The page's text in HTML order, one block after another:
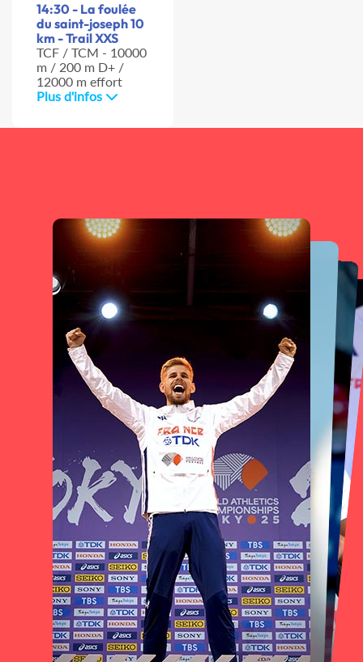
14:30 - La foulée
du saint-joseph 10
km - Trail XXS
TCF / TCM - 10000
m / 200 m D+ /
12000 m effort
Plus d'infos